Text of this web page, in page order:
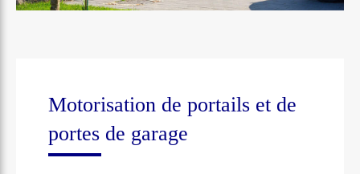
Motorisation de portails et de
portes de garage